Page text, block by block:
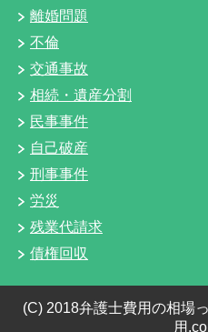
離婚問題
不倫
交通事故
相続・遺産分割
民事事件
自己破産
刑事事件
労災
残業代請求
債権回収
(C) 2018弁護士費用の相場
用